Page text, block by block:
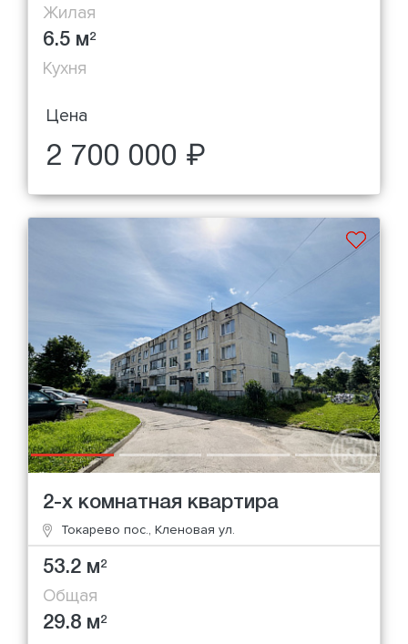
Жилая
6.5 м2
Кухня
Цена
2 700 000 ₽
2-х комнатная квартира
Токарево пос., Кленовая ул.
53.2 м2
Общая
29.8 м2